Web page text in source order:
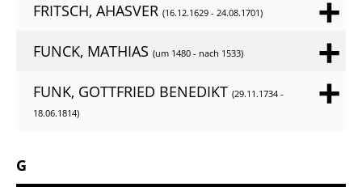
FRITSCH, AHASVER (16.12.1629 - 24.08.1701)
FUNCK, MATHIAS (um 1480 - nach 1533)
FUNK, GOTTFRIED BENEDIKT (29.11.1734 -
18.06.1814)
G